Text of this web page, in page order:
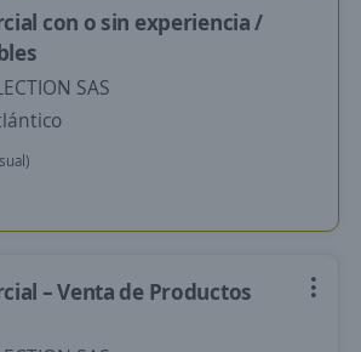
con o sin experiencia /
SAS
– Venta de Productos